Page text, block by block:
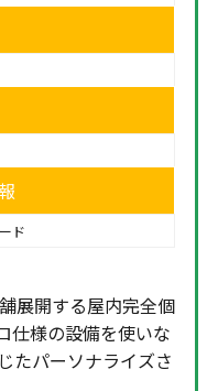
ド
展開する屋内完全個
仕様の設備を使いな
たパーソナライズさ